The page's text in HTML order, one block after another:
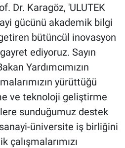
Dr. Karagöz, 'ULUTEK
gücünü akademik bilgi
bütüncül inovasyon
ediyoruz. Sayın
Yardımcımızın
yürüttüğü
ve teknoloji geliştirme
sunduğumuz destek
üniversite iş birliğini
çalışmalarımızı